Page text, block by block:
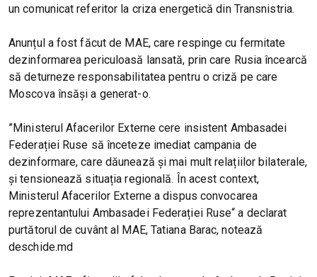
un comunicat referitor la criza energetică din Transnistria.
Anunțul a fost făcut de MAE, care respinge cu fermitate
dezinformarea periculoasă lansată, prin care Rusia încearcă
să deturneze responsabilitatea pentru o criză pe care
Moscova însăși a generat-o.
”Ministerul Afacerilor Externe cere insistent Ambasadei
Federației Ruse să înceteze imediat campania de
dezinformare, care dăunează și mai mult relațiilor bilaterale,
și tensionează situația regională. În acest context,
Ministerul Afacerilor Externe a dispus convocarea
reprezentantului Ambasadei Federației Ruse“ a declarat
purtătorul de cuvânt al MAE, Tatiana Barac, notează
deschide.md